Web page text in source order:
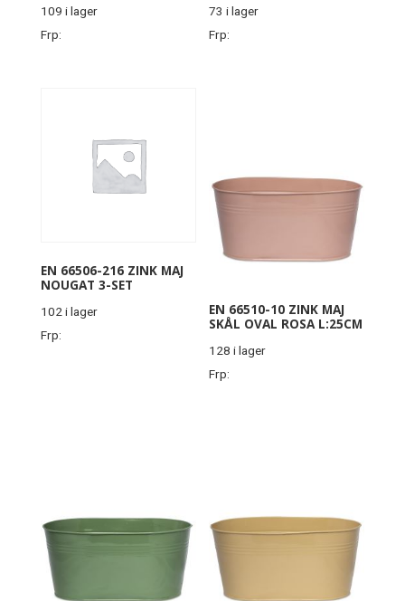
109 i lager
Frp:
73 i lager
Frp:
EN 66506-216 ZINK MAJ
NOUGAT 3-SET
102 i lager
Frp:
EN 66510-10 ZINK MAJ
SKÅL OVAL ROSA L:25CM
128 i lager
Frp: